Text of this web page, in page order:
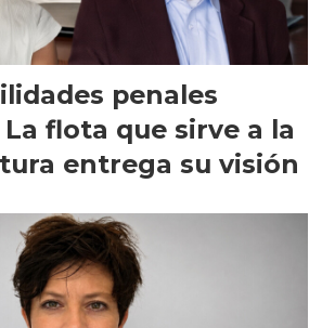
penales
flota que sirve a la
entrega su visión